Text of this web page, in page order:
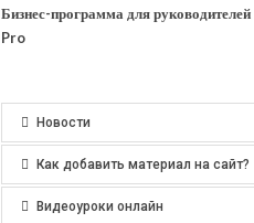
Бизнес-программа для
Pro
Новости
Как добавить материал на сайт?
Видеоуроки онлайн